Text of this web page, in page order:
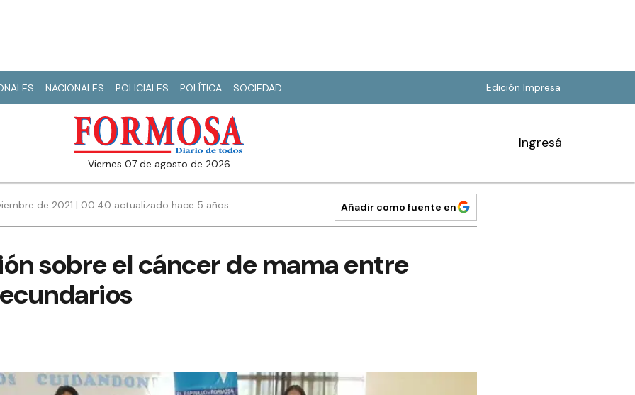
NACIONALES POLICIALES POLÍTICA SOCIEDAD Edición Impresa
viernes 07 de agosto de 2026
Ingresá
de 2021 | 00:40 actualizado hace 5 años Añadir como fuente en
sobre el cáncer de mama entre